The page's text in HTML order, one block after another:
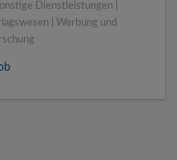
Dienstleistungen |
| Werbung und